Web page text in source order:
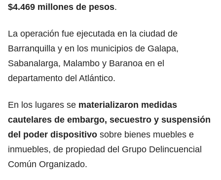
$4.469 millones de pesos.
La operación fue ejecutada en la ciudad de
Barranquilla y en los municipios de Galapa,
Sabanalarga, Malambo y Baranoa en el
departamento del Atlántico.
En los lugares se materializaron medidas
cautelares de embargo, secuestro y suspensión
del poder dispositivo sobre bienes muebles e
inmuebles, de propiedad del Grupo Delincuencial
Común Organizado.